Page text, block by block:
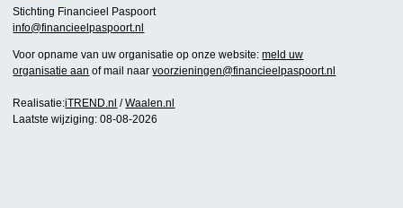
Stichting Financieel Paspoort
info@financieelpaspoort.nl
Voor opname van uw organisatie op onze website:meld uw
organisatie aan of mail naarvoorzieningen@financieelpaspoort.nl
Realisatie:iTREND.nl /Waalen.nl
Laatste wijziging: 08-08-2026